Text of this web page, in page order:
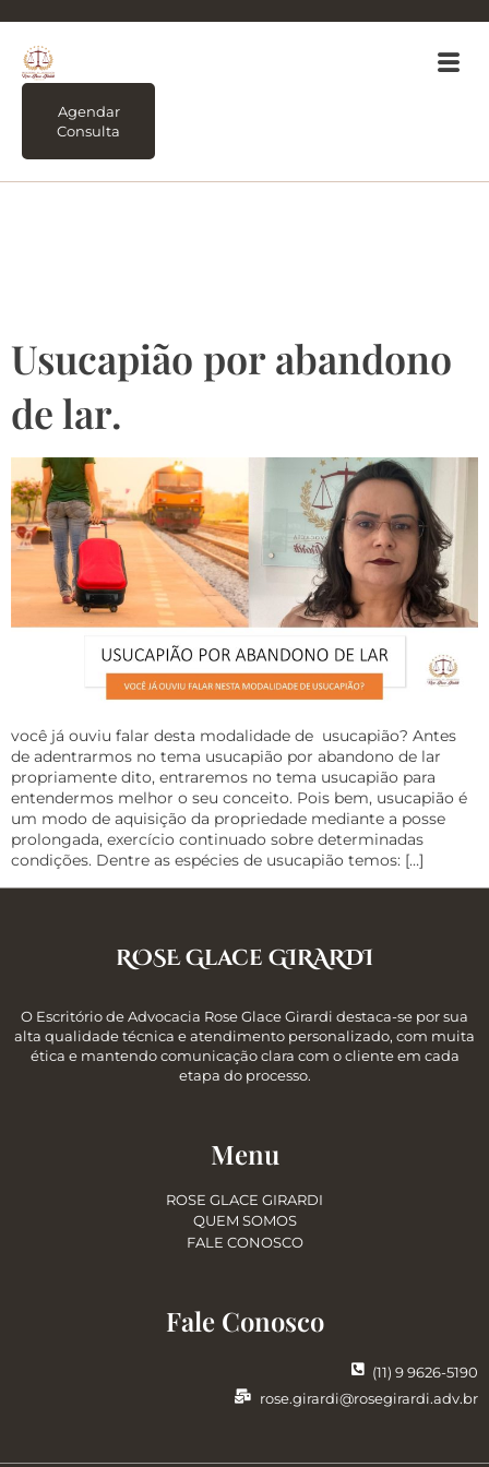
Agendar
Consulta
Usucapião por abandono
de lar.
você já ouviu falar desta modalidade de usucapião? Antes
de adentrarmos no tema usucapião por abandono de lar
propriamente dito, entraremos no tema usucapião para
entendermos melhor o seu conceito. Pois bem, usucapião é
um modo de aquisição da propriedade mediante a posse
prolongada, exercício continuado sobre determinadas
condições. Dentre as espécies de usucapião temos: […]
ROSE Glace GIRARDI
O Escritório de Advocacia Rose Glace Girardi destaca-se por sua
alta qualidade técnica e atendimento personalizado, com muita
ética e mantendo comunicação clara com o cliente em cada
etapa do processo.
Menu
ROSE GLACE GIRARDI
QUEM SOMOS
FALE CONOSCO
Fale Conosco
(11) 9 9626-5190
rose.girardi@rosegirardi.adv.br